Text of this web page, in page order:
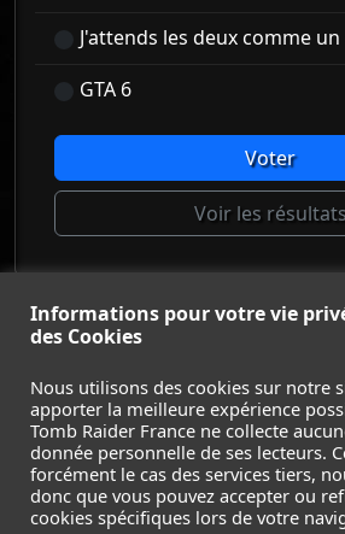
J'attends les deux comme
GTA 6
Voter
Voir les résultats
Informations pour votre vie
des Cookies
Nous utilisons des cookies sur notre
apporter la meilleure expérience
Tomb Raider France ne collecte
donnée personnelle de ses lecteurs.
forcément le cas des services tiers,
donc que vous pouvez accepter ou
cookies spécifiques lors de votre
© Tomb Raider France
Lara Croft et Tomb Raider sont des
Square Enix Ltd.
ACCUEIL- TOMB RAIDER-
CATALYST - LARA CROFT-
MENTIONS LÉGALES
Suivez nous sur les